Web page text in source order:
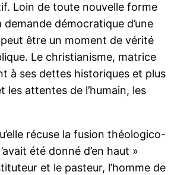
Loin de toute nouvelle forme
démocratique d’une
peut être un moment de vérité
Le christianisme, matrice
à ses dettes historiques et plus
les attentes de l’humain, les
récuse la fusion théologico-
été donné d’en haut »
et le pasteur, l’homme de